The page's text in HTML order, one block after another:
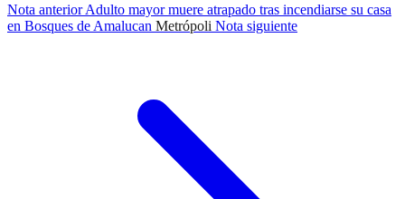
Nota anteriorAdulto mayor muere atrapado tras incendiarse su casa
en Bosques de Amalucan Metrópoli Nota siguiente